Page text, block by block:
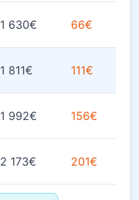
1 630€ 66€
1 811€ 111€
1 992€ 156€
2 173€ 201€